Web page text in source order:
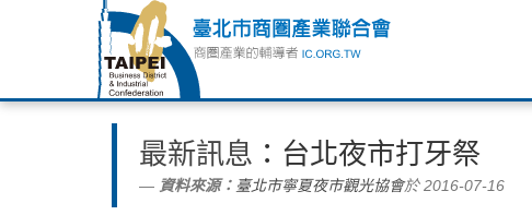
最新訊息 ：台北夜市打牙祭
資料來源： 臺北市寧夏夜市觀光協會於 2016-07-16